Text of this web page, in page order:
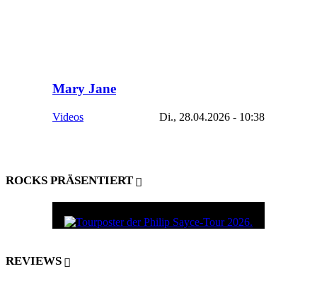
Mary Jane
Videos Di., 28.04.2026 - 10:38
ROCKS PRÄSENTIERT
REVIEWS